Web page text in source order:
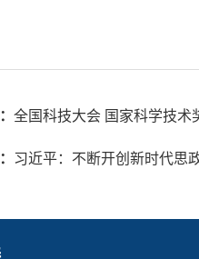
全国科技大会 国家科学技术
习近平：不断开创新时代思